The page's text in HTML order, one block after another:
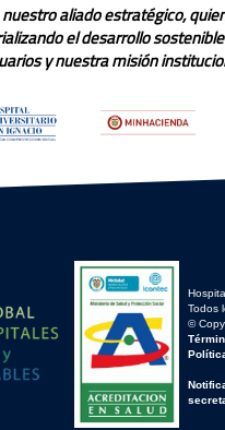
aliado estratégico,
el desarrollo
y nuestra misión
Todos
©